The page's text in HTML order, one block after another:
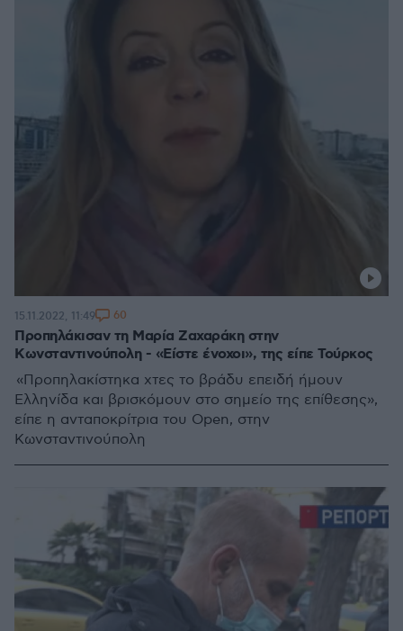
Προπηλάκισαν τη Μαρία Ζαχαράκη στην
Κωνσταντινούπολη - «Eίστε ένοχοι», της είπε Τούρκος
«Προπηλακίστηκα χτες το βράδυ επειδή ήμουν
Ελληνίδα και βρισκόμουν στο σημείο της επίθεσης»,
είπε η ανταποκρίτρια του Open, στην
Κωνσταντινούπολη
15.11.2022, 11:49 60